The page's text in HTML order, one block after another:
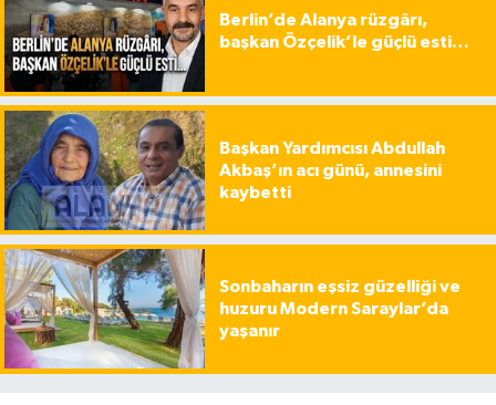
Berlin’de Alanya rüzgârı,
başkan Özçelik’le güçlü esti…
Başkan Yardımcısı Abdullah
Akbaş’ın acı günü, annesini
kaybetti
Sonbaharın eşsiz güzelliği ve
huzuru Modern Saraylar’da
yaşanır